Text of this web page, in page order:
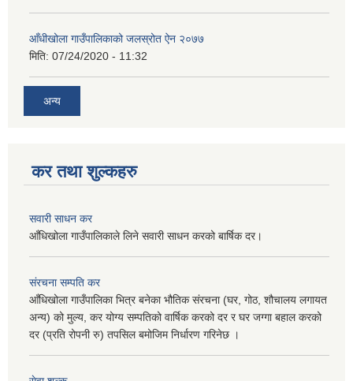
आँधीखोला गाउँपालिकाको जलस्रोत ऐन २०७७
मिति: 07/24/2020 - 11:32
अन्य
कर तथा शुल्कहरु
सवारी साधन कर
आँधिखोला गाउँपालिकाले लिने सवारी साधन करको बार्षिक दर।
संरचना सम्पति कर
आँधिखोला गाउँपालिका भित्र बनेका भौतिक संरचना (घर, गोठ, शौचालय लगायत
अन्य) को मुल्य, कर योग्य सम्पतिको वार्षिक करको दर र घर जग्गा बहाल करको
दर (प्रति रोपनी रु) तपसिल बमोजिम निर्धारण गरिनेछ ।